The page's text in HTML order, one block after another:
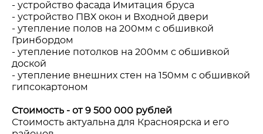
- устройство фасада Имитация бруса
- устройство ПВХ окон и Входной двери
- утепление полов на 200мм с обшивкой
Гринбордом
- утепление потолков на 200мм с обшивкой
доской
- утепление внешних стен на 150мм с обшивкой
гипсокартоном
Стоимость - от 9 500 000 рублей
Стоимость актуальна для Красноярска и его